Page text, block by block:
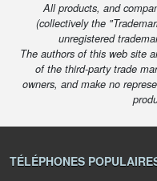
All products, and
(collectively the
unregistered
The authors of this web site
of the third-party trade
owners, and make no
TÉLÉPHONES